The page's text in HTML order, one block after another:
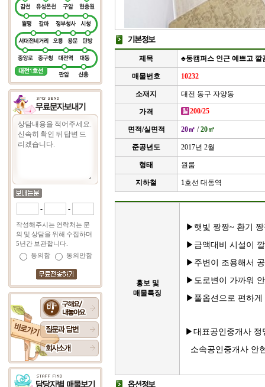
- -
작성해주시는 연락처는 문
의 및 상담을 위해 수집하며
5년간 보관합니다.
동의함
동의안함
제목 ♣동캠퍼스 인근 예쁘고 깔
매물번호 10232
소재지 대전 동구 자양동
가격 200/25
면적/실면적 20㎡ /20㎡
준공년도 2017년 2월
형태 원룸
지하철 1호선 대동역
홍보 및
매물특징
▶햇빛 짱짱~ 환기
▶금액대비 시설이
▶주변이 조용해서
▶도로변이 가까워
▶풀옵션으로 편하게
▶대표공인중개사 정
소속공인중개사 안